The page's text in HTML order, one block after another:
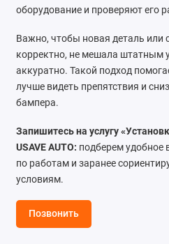
оборудование и проверяют его
Важно, чтобы новая деталь или
корректно, не мешала штатным
аккуратно. Такой подход
лучше видеть препятствия и
бампера.
Запишитесь на услугу
USAVE AUTO: подберем удобное
по работам и заранее
условиям.
Позвонить